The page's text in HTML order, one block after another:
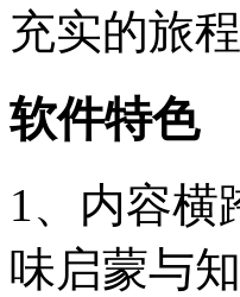
充实的旅程
软件特色
1、内容横
味启蒙与